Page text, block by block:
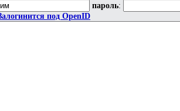
пароль:
под OpenID